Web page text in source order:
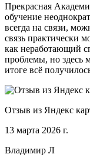
Прекрасная
обучение
всегда на связи,
связь практически
как неработающий
проблемы, но здесь
итоге всё
Отзыв из Яндекс
13 марта 2026 г.
Владимир Л